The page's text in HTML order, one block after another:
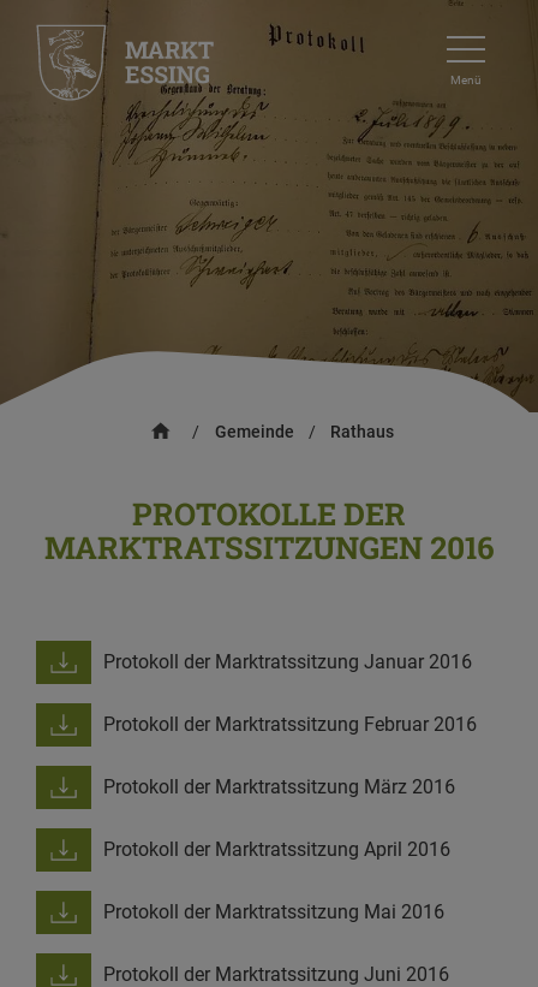
Menü
Rathaus
/
Gemeinde
/
PROTOKOLLE DER
MARKTRATSSITZUNGEN 2016
Protokoll der Marktratssitzung Januar 2016
Protokoll der Marktratssitzung Februar 2016
Protokoll der Marktratssitzung März 2016
Protokoll der Marktratssitzung April 2016
Protokoll der Marktratssitzung Mai 2016
Protokoll der Marktratssitzung Juni 2016